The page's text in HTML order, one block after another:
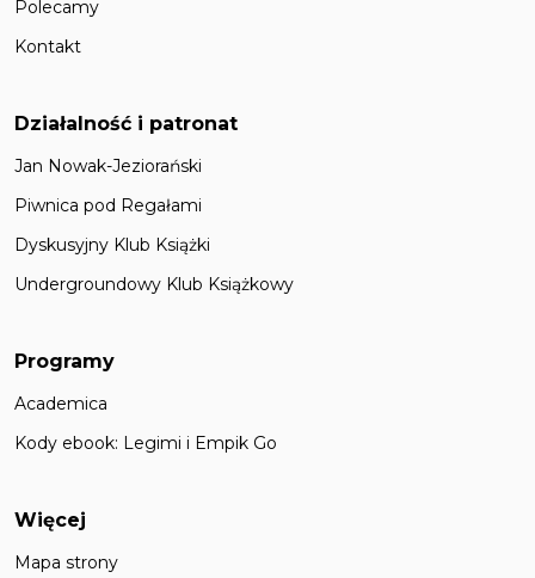
Polecamy
Kontakt
Działalność i patronat
Jan Nowak-Jeziorański
Piwnica pod Regałami
Dyskusyjny Klub Książki
Undergroundowy Klub Książkowy
Programy
Academica
Kody ebook: Legimi i Empik Go
Więcej
Mapa strony